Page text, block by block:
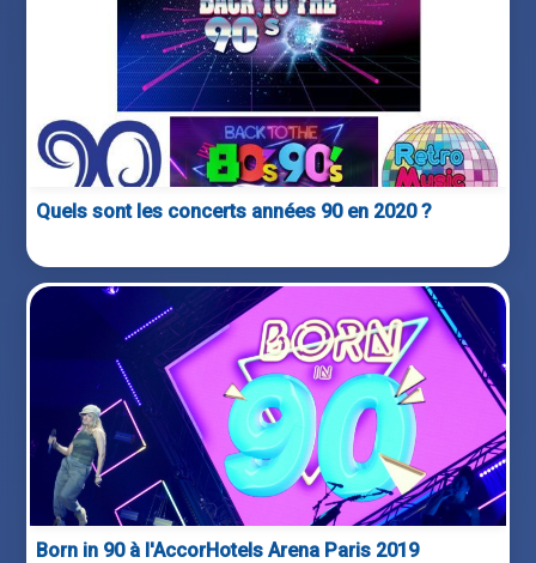
Quels sont les concerts années 90 en 2020 ?
Born in 90 à l'AccorHotels Arena Paris 2019